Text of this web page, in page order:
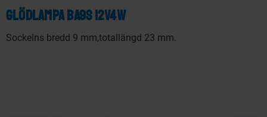
DIG?
Glödlampa BA9S 12V4W
Sockelns bredd 9 mm,totallängd 23 mm.